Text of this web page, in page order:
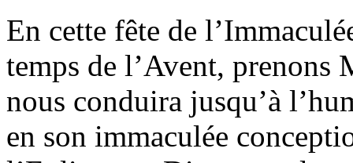
En cette fête de
temps de l’Avent, prenons
nous conduira jusqu’à
en son immaculée